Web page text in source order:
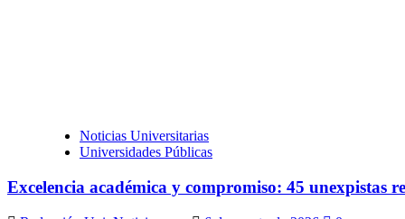
Noticias Universitarias
Universidades Públicas
Excelencia académica y compromiso: 45 unexpistas